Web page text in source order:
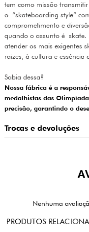
tem como missão
o “skateboarding style”
comprometimento e
quando o assunto é skate.
atender os mais exigentes
raizes, à cultura e essência
Sabia dessa?
Nossa fábrica é a
medalhistas das
precisão, garantindo o
Trocas e devoluções
Nenhuma
PRODUTOS